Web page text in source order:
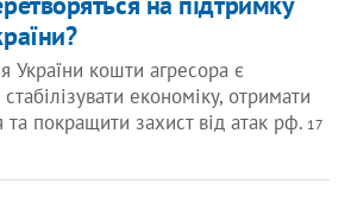
України кошти агресора є
економіку, отримати
та покращити захист від атак рф. 17